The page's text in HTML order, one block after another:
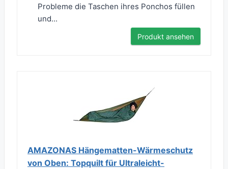
Probleme die Taschen ihres Ponchos füllen
und...
Produkt ansehen
AMAZONAS Hängematten-Wärmeschutz
von Oben: Topquilt für Ultraleicht-